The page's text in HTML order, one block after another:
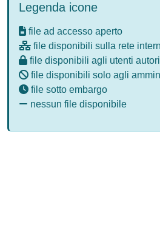
Legenda icone
file ad accesso aperto
file disponibili sulla rete
file disponibili agli utenti
file disponibili solo agli
file sotto embargo
nessun file disponibile